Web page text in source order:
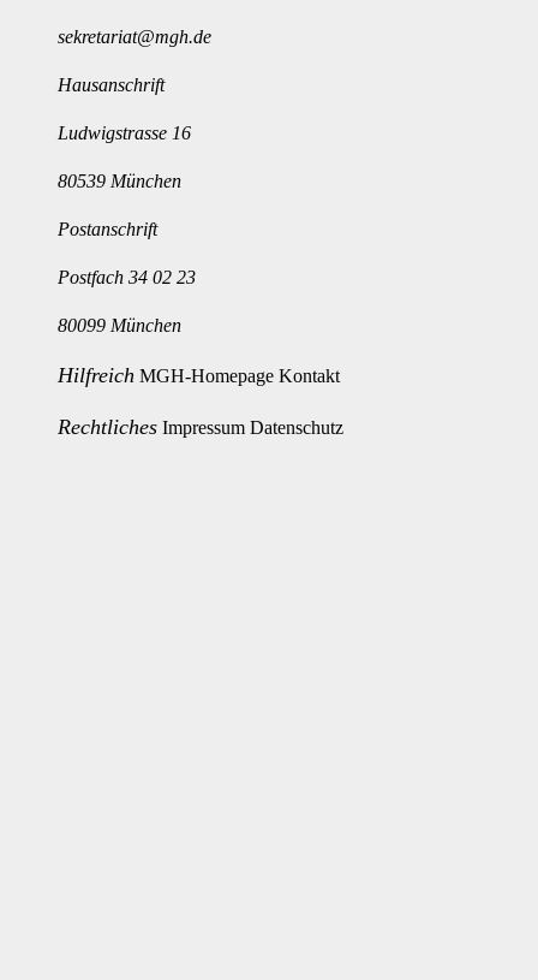
sekretariat@mgh.de
Hausanschrift
Ludwigstrasse 16
80539 München
Postanschrift
Postfach 34 02 23
80099 München
Hilfreich MGH-Homepage Kontakt
Rechtliches Impressum Datenschutz